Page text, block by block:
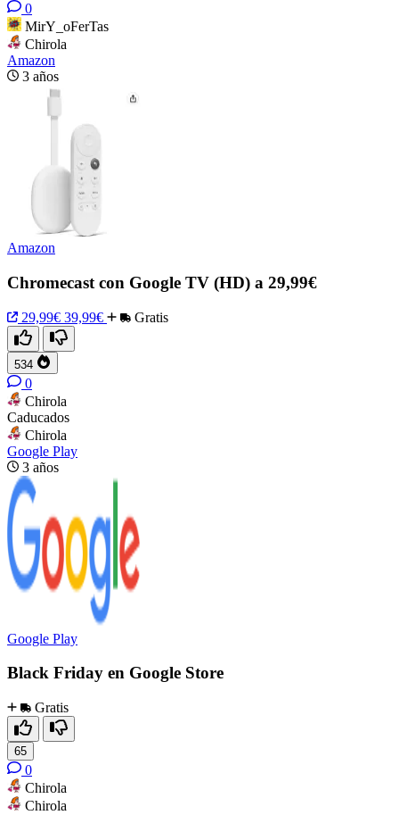
0
MirY_oFerTas
Chirola
Amazon
3 años
Amazon
Chromecast con Google TV (HD) a 29,99€
29,99€ 39,99€ Gratis
534
0
Chirola
Caducados
Chirola
Google Play
3 años
Google Play
Black Friday en Google Store
Gratis
65
0
Chirola
Chirola